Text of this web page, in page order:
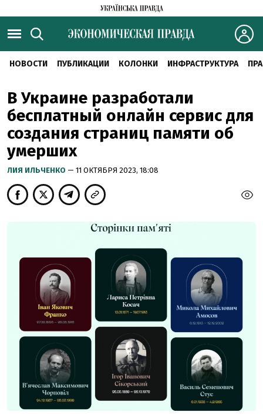
НОВОСТИ ПУБЛИКАЦИИ КОЛОНКИ ИНФРАСТРУКТУРА
В Украине разработали
бесплатный онлайн сервис для
создания страниц памяти об
умерших
ЛИЯ ИЛЬЧЕНКО — 11 ОКТЯБРЯ 2023, 18:08